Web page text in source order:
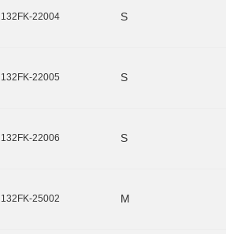
132FK-22004 S
132FK-22005 S
132FK-22006 S
132FK-25002 M